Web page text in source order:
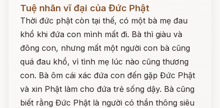
Tuệ nhãn vĩ đại của Đức Phật
Thời đức phật còn tại thế, có một bà mẹ đau
khổ khi đứa con mình mất đi. Bà thì giàu và
đông con, nhưng mất một người con bà cũng
quá đau khổ, vì tình mẹ lúc nào cũng thương
con. Bà ôm cái xác đứa con đến gặp Đức Phật
và xin Phật làm cho đứa trẻ sống dậy. Bà cũng
biết rằng Đức Phật là người có thần thông siêu